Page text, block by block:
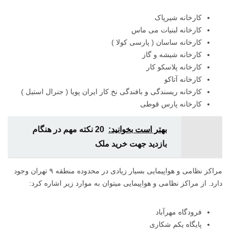
کارخانه شیرپاک
کارخانه لبنیات می ماس
کارخانه ساسان ( پارسی کولا )
کارخانه شیشه و گاز
کارخانه پلاسکو کار
کارخانه آتاکو
کارخانه ریسندگی و بافندگی نخ کار ایران پویا ( جنرال استیل )
کارخانه پارس قوطی
بهتر است بخوانید:
20 نکته مهم در هنگام
بازدید جهت خرید ملک
مراکز نظامی و هواپیمایی بسیار زیادی در محدوده منطقه ۹ تهران وجود
دارد. از مراکز نظامی و هواپیمایی میتوان به موارد زیر اشاره کرد:
فرودگاه مهرآباد
پایگاه یکم شکاری